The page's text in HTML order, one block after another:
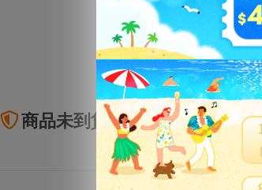
商品未到貨全額理賠